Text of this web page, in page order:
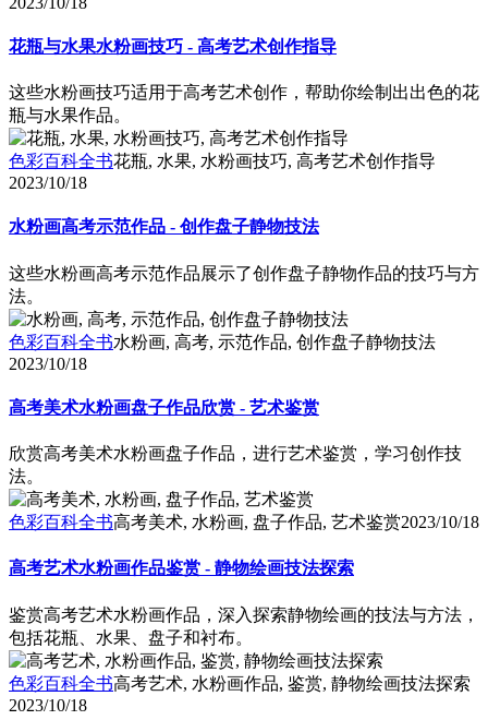
花瓶与水果水粉画技巧 - 高考艺术创作指导
这些水粉画技巧适用于高考艺术创作，帮助你绘制出出色的花
瓶与水果作品。
色彩百科全书花瓶, 水果, 水粉画技巧, 高考艺术创作指导
2023/10/18
水粉画高考示范作品 - 创作盘子静物技法
这些水粉画高考示范作品展示了创作盘子静物作品的技巧与方
法。
色彩百科全书水粉画, 高考, 示范作品, 创作盘子静物技法
2023/10/18
高考美术水粉画盘子作品欣赏 - 艺术鉴赏
欣赏高考美术水粉画盘子作品，进行艺术鉴赏，学习创作技
法。
色彩百科全书高考美术, 水粉画, 盘子作品, 艺术鉴赏2023/10/18
高考艺术水粉画作品鉴赏 - 静物绘画技法探索
鉴赏高考艺术水粉画作品，深入探索静物绘画的技法与方法，
包括花瓶、水果、盘子和衬布。
色彩百科全书高考艺术, 水粉画作品, 鉴赏, 静物绘画技法探索
2023/10/18